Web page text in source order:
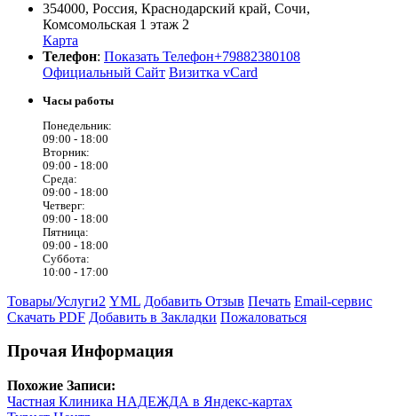
354000, Россия, Краснодарский край, Сочи,
Комсомольская 1 этаж 2
Карта
Телефон: Показать Телефон+79882380108
Официальный Сайт Визитка vCard
Часы работы
Понедельник:
09:00 - 18:00
Вторник:
09:00 - 18:00
Среда:
09:00 - 18:00
Четверг:
09:00 - 18:00
Пятница:
09:00 - 18:00
Суббота:
10:00 - 17:00
Товары/Услуги2 YML Добавить Отзыв Печать Email-сервис
Скачать PDF Добавить в Закладки Пожаловаться
Прочая Информация
Похожие Записи:
Частная Клиника НАДЕЖДА в Яндекс-картах